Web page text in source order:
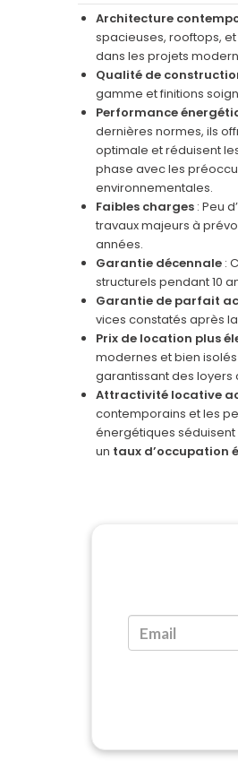
Architecture
spacieuses, rooftops,
dans les projets
Qualité de
gamme et finitions
Performance
dernières normes, ils
optimale et réduisent
phase avec les
environnementales.
Faibles charges : Peu
travaux majeurs à
années.
Garantie décennale :
structurels pendant 10
Garantie de parfait
vices constatés après
Prix de location plus
modernes et bien
garantissant des loyers
Attractivité locative
contemporains et les
énergétiques
un taux d’occupation